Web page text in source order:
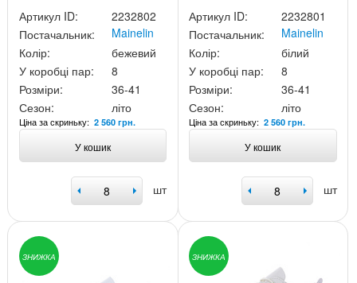
Артикул ID:
2232802
Постачальник:
Mainelin
Колір:
бежевий
У коробці пар:
8
Розміри:
36-41
Сезон:
літо
Ціна за скриньку: 2 560 грн.
У кошик
шт
Артикул ID:
2232801
Постачальник:
Mainelin
Колір:
білий
У коробці пар:
8
Розміри:
36-41
Сезон:
літо
Ціна за скриньку:2 560 грн.
У кошик
шт
ЗНИЖКА ЗНИЖКА